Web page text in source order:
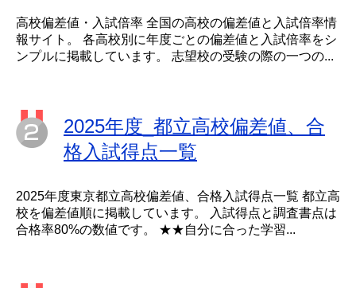
高校偏差値・入試倍率 全国の高校の偏差値と入試倍率情
報サイト。 各高校別に年度ごとの偏差値と入試倍率をシ
ンプルに掲載しています。 志望校の受験の際の一つの...
2025年度_都立高校偏差値、合
格入試得点一覧
2025年度東京都立高校偏差値、合格入試得点一覧 都立高
校を偏差値順に掲載しています。 入試得点と調査書点は
合格率80%の数値です。 ★★自分に合った学習...